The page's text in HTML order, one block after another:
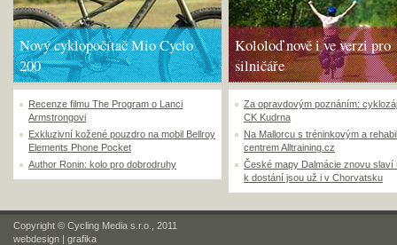
Nový cyklopočítač Mio Cyclo
200
Recenze filmu The Program o Lanci
Armstrongovi
Exkluzivní kožené pouzdro na mobil Bellroy
Elements Phone Pocket
Author Ronin: kolo pro dobrodruhy
Kololoď nově i ve verzi pro
silničáře
Za opravdovým poznáním:
CK Kudrna
Na Mallorcu s tréninkovým a
centrem Alltraining.cz
České mapy Dalmácie znovu slaví
k dostání jsou už i v Chorvatsku
Copyright © Cycling Media s.r.o., 2011
webdesign | grafika